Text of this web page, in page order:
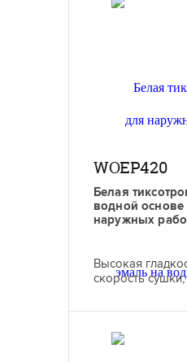
WOEP420
Белая
водной основе
наружных
Высокая
скорость сушки,